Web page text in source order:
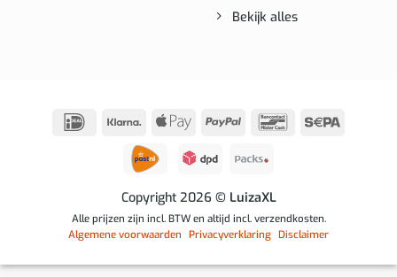
Bekijk alles
IDeal Klarna
Apple
PayPal Bancontact
Copyright 2026 © LuizaXL
Alle prijzen zijn incl. BTW en altijd incl. verzendkosten.
Algemene voorwaarden Privacyverklaring Disclaimer